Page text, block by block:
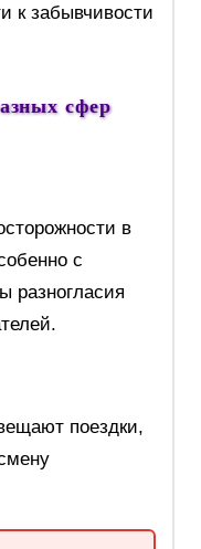
к забывчивости
сфер
в
с
разногласия
поездки,